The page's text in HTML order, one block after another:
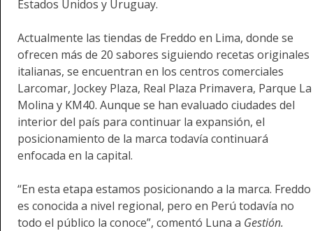
Estados Unidos y Uruguay.
Actualmente las tiendas de Freddo en Lima, donde se
ofrecen más de 20 sabores siguiendo recetas originales
italianas, se encuentran en los centros comerciales
Larcomar, Jockey Plaza, Real Plaza Primavera, Parque La
Molina y KM40. Aunque se han evaluado ciudades del
interior del país para continuar la expansión, el
posicionamiento de la marca todavía continuará
enfocada en la capital.
“En esta etapa estamos posicionando a la marca. Freddo
es conocida a nivel regional, pero en Perú todavía no
todo el público la conoce”, comentó Luna a Gestión.